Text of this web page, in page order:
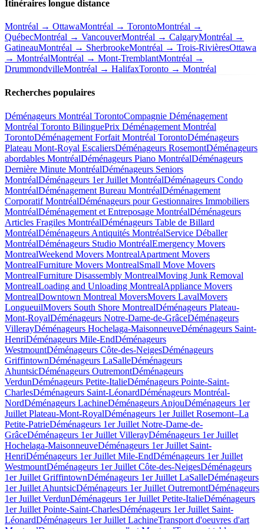
Itinéraires longue distance
Montréal → OttawaMontréal → TorontoMontréal →
QuébecMontréal → VancouverMontréal → CalgaryMontréal →
GatineauMontréal → SherbrookeMontréal → Trois-RivièresOttawa
→ MontréalMontréal → Mont-TremblantMontréal →
DrummondvilleMontréal → HalifaxToronto → Montréal
Recherches populaires
Déménageurs Montréal TorontoCompagnie Déménagement
Montréal Toronto BilinguePrix Déménagement Montréal
TorontoDéménagement Forfait Montréal TorontoDéménageurs
Plateau Mont-Royal EscaliersDéménageurs RosemontDéménageurs
abordables MontréalDéménageurs Piano MontréalDéménageurs
Dernière Minute MontréalDéménageurs Seniors
MontréalDéménageurs 1er Juillet MontréalDéménageurs Condo
MontréalDéménagement Bureau MontréalDéménagement
Corporatif MontréalDéménageurs pour Gestionnaires Immobiliers
MontréalDéménagement et Entreposage MontréalDéménageurs
Articles Fragiles MontréalDéménageurs Table de Billard
MontréalDéménageurs Antiquités MontréalService Déballer
MontréalDéménageurs Studio MontréalEmergency Movers
MontrealWeekend Movers MontrealApartment Movers
MontrealFurniture Movers MontrealSmall Move Movers
MontrealFurniture Disassembly MontrealMoving Junk Removal
MontrealLoading and Unloading MontrealAppliance Movers
MontrealDowntown Montreal MoversMovers LavalMovers
LongueuilMovers South Shore MontrealDéménageurs Plateau-
Mont-RoyalDéménageurs Notre-Dame-de-GrâceDéménageurs
VillerayDéménageurs Hochelaga-MaisonneuveDéménageurs Saint-
HenriDéménageurs Mile-EndDéménageurs
WestmountDéménageurs Côte-des-NeigesDéménageurs
GriffintownDéménageurs LaSalleDéménageurs
AhuntsicDéménageurs OutremontDéménageurs
VerdunDéménageurs Petite-ItalieDéménageurs Pointe-Saint-
CharlesDéménageurs Saint-LéonardDéménageurs Montréal-
NordDéménageurs LachineDéménageurs AnjouDéménageurs 1er
Juillet Plateau-Mont-RoyalDéménageurs 1er Juillet Rosemont–La
Petite-PatrieDéménageurs 1er Juillet Notre-Dame-de-
GrâceDéménageurs 1er Juillet VillerayDéménageurs 1er Juillet
Hochelaga-MaisonneuveDéménageurs 1er Juillet Saint-
HenriDéménageurs 1er Juillet Mile-EndDéménageurs 1er Juillet
WestmountDéménageurs 1er Juillet Côte-des-NeigesDéménageurs
1er Juillet GriffintownDéménageurs 1er Juillet LaSalleDéménageurs
1er Juillet AhuntsicDéménageurs 1er Juillet OutremontDéménageurs
1er Juillet VerdunDéménageurs 1er Juillet Petite-ItalieDéménageurs
1er Juillet Pointe-Saint-CharlesDéménageurs 1er Juillet Saint-
LéonardDéménageurs 1er Juillet LachineTransport d'oeuvres d'art